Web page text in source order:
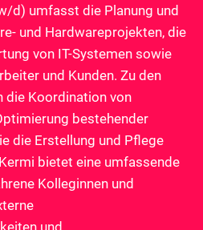
d) umfasst die Planung und
und Hardwareprojekten, die
von IT-Systemen sowie
und Kunden. Zu den
die Koordination von
bestehender
die Erstellung und Pflege
bietet eine umfassende
Kolleginnen und
und